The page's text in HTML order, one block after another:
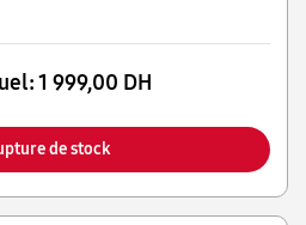
1 999,00 DH
de stock